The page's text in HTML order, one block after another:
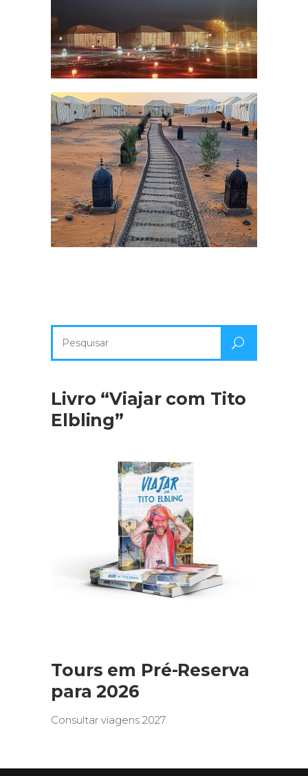
por:
Livro “Viajar com Tito
Elbling”
Tours em Pré-Reserva
para 2026
Consultar viagens 2027